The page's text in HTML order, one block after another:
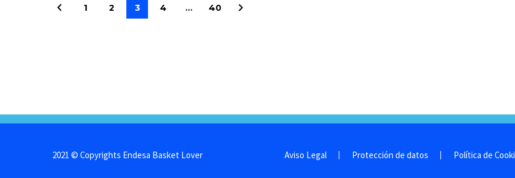
1 2 3 4 … 40
Aviso Legal Protección de datos Política de
2021 © Copyrights Endesa Basket Lover